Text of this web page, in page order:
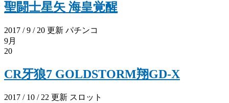
聖闘士星矢 海皇覚醒
2017 / 9 / 20 更新 パチンコ
9月
20
CR牙狼7 GOLDSTORM翔GD-X
2017 / 10 / 22 更新 スロット